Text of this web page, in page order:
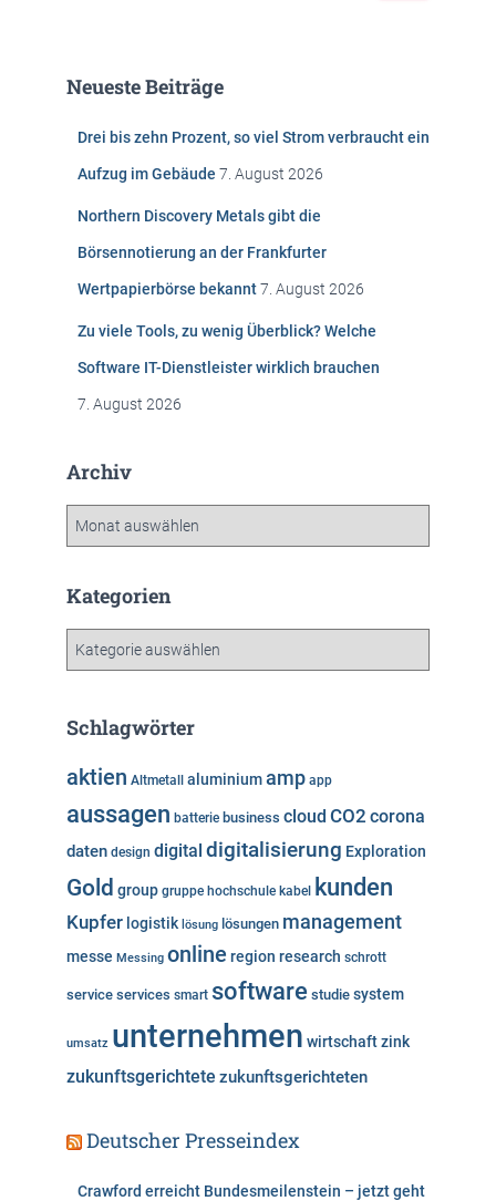
n
Neueste Beiträge
Drei bis zehn Prozent, so viel Strom verbraucht ein
Aufzug im Gebäude 7. August 2026
Northern Discovery Metals gibt die
Börsennotierung an der Frankfurter
Wertpapierbörse bekannt7. August 2026
Zu viele Tools, zu wenig Überblick? Welche
Software IT-Dienstleister wirklich brauchen
7. August 2026
Archiv
h
Kategorien
g
r
i
n
Schlagwörter
aktien Altmetall aluminiumamp app
aussagen batterie business cloud CO2 corona
daten design digital digitalisierung Exploration
Gold group gruppe hochschule kabel kunden
Kupfer logistik lösung lösungen management
messe Messing online region research schrott
service services smart software studie system
umsatz unternehmen wirtschaftzink
zukunftsgerichtete zukunftsgerichteten
Deutscher Presseindex
Crawford erreicht Bundesmeilenstein – jetzt geht